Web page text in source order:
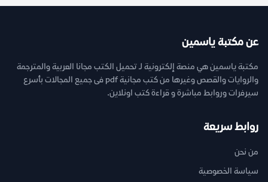
عن مكتبة ياسمين
مكتبة ياسمين هي منصة إلكترونية لـ تحميل الكتب مجانا العربية والمترجمة
والروايات والقصص وغيرها من كتب مجانية pdf فى جميع المجالات بأسرع
سيرفرات وروابط مباشرة و قراءة كتب اونلاين.
روابط سريعة
من نحن
سياسة الخصوصية